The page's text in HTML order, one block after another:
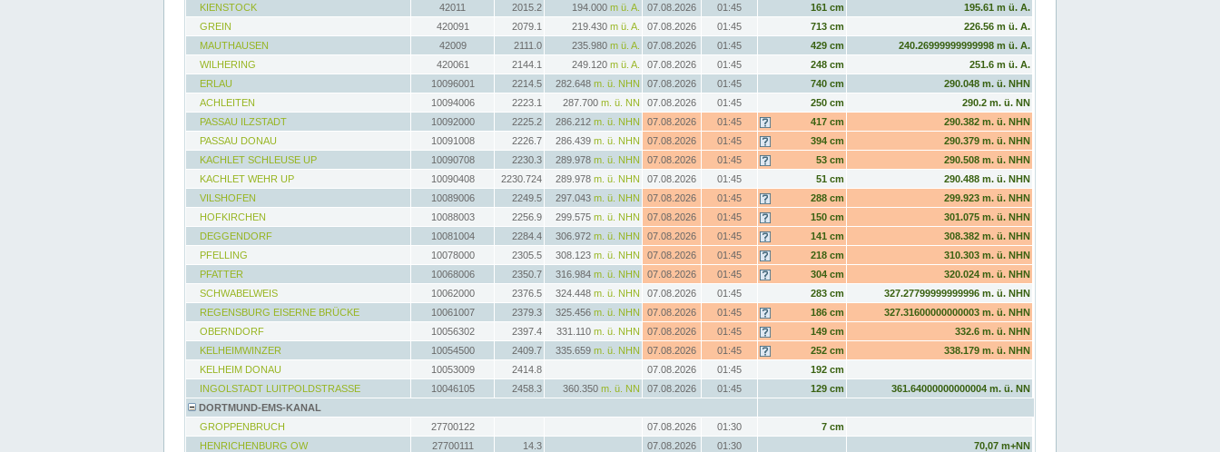
KIENSTOCK
42011 2015.2 194.000 m ü. A. 07.08.2026 01:45 161 cm
195.61 m ü. A.
GREIN
420091 2079.1 219.430 m ü. A. 07.08.2026 01:45 713 cm
226.56 m ü. A.
MAUTHAUSEN
42009 2111.0 235.980 m ü. A. 07.08.2026 01:45 429 cm
240.26999999999998 m ü. A.
WILHERING
420061 2144.1 249.120 m ü. A. 07.08.2026 01:45 248 cm
251.6 m ü. A.
ERLAU
10096001 2214.5 282.648 m. ü. NHN 07.08.2026 01:45 740 cm
290.048 m. ü. NHN
ACHLEITEN
10094006 2223.1 287.700 m. ü. NN 07.08.2026 01:45 250 cm
290.2 m. ü. NN
PASSAU ILZSTADT
10092000 2225.2 286.212 m. ü. NHN 07.08.2026 01:45 417 cm
290.382 m. ü. NHN
PASSAU DONAU
10091008 2226.7 286.439 m. ü. NHN 07.08.2026 01:45 394 cm
290.379 m. ü. NHN
KACHLET SCHLEUSE UP
10090708 2230.3 289.978 m. ü. NHN 07.08.2026 01:45 53 cm
290.508 m. ü. NHN
KACHLET WEHR UP
10090408 2230.724 289.978 m. ü. NHN 07.08.2026 01:45 51 cm
290.488 m. ü. NHN
VILSHOFEN
10089006 2249.5 297.043 m. ü. NHN 07.08.2026 01:45 288 cm
299.923 m. ü. NHN
HOFKIRCHEN
10088003 2256.9 299.575 m. ü. NHN 07.08.2026 01:45 150 cm
301.075 m. ü. NHN
DEGGENDORF
10081004 2284.4 306.972 m. ü. NHN 07.08.2026 01:45 141 cm
308.382 m. ü. NHN
PFELLING
10078000 2305.5 308.123 m. ü. NHN 07.08.2026 01:45 218 cm
310.303 m. ü. NHN
PFATTER
10068006 2350.7 316.984 m. ü. NHN 07.08.2026 01:45 304 cm
320.024 m. ü. NHN
SCHWABELWEIS
10062000 2376.5 324.448 m. ü. NHN 07.08.2026 01:45 283 cm
327.27799999999996 m. ü. NHN
REGENSBURG EISERNE BRÜCKE
10061007 2379.3 325.456 m. ü. NHN 07.08.2026 01:45 186 cm
327.31600000000003 m. ü. NHN
OBERNDORF
10056302 2397.4 331.110 m. ü. NHN 07.08.2026 01:45 149 cm
332.6 m. ü. NHN
KELHEIMWINZER
10054500 2409.7 335.659 m. ü. NHN 07.08.2026 01:45 252 cm
338.179 m. ü. NHN
KELHEIM DONAU
10053009 2414.8 07.08.2026 01:45
192 cm
INGOLSTADT LUITPOLDSTRASSE
10046105 2458.3 360.350 m. ü. NN 07.08.2026 01:45 129 cm
361.64000000000004 m. ü. NN
DORTMUND-EMS-KANAL
GROPPENBRUCH
27700122 07.08.2026 01:30
7 cm
HENRICHENBURG OW
27700111 14.3 07.08.2026 01:30
70,07 m+NN